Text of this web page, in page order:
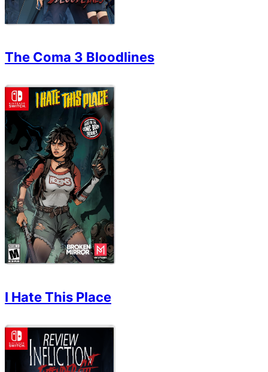
The Coma 3 Bloodlines
I Hate This Place